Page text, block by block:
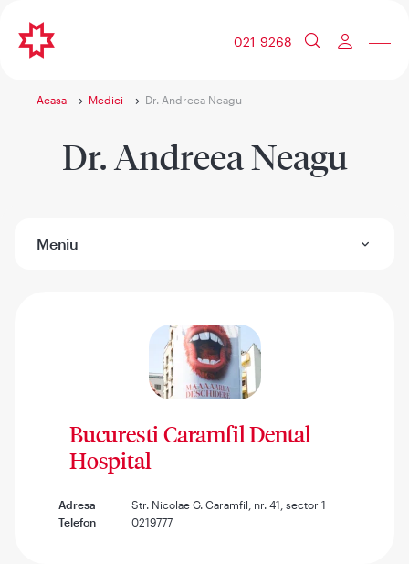
021 9268
Acasa Medici Dr. Andreea Neagu
Dr. Andreea Neagu
Meniu
Bucuresti Caramfil Dental
Hospital
Adresa
Str. Nicolae G. Caramfil, nr. 41, sector 1
Telefon
0219777